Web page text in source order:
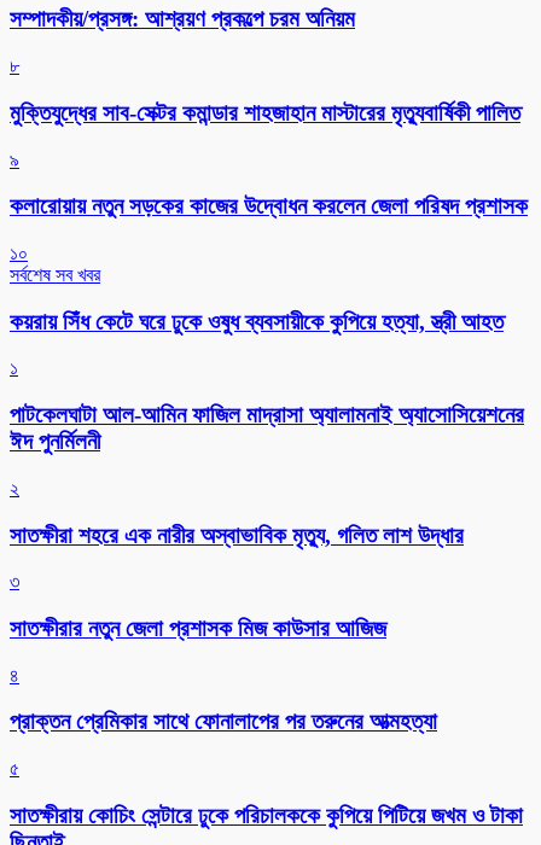
সম্পাদকীয়/প্রসঙ্গ: আশ্রয়ণ প্রকল্পে চরম অনিয়ম
৮
মুক্তিযুদ্ধের সাব-সেক্টর কমান্ডার শাহজাহান মাস্টারের মৃত্যুবার্ষিকী পালিত
৯
কলারোয়ায় নতুন সড়কের কাজের উদ্বোধন করলেন জেলা পরিষদ প্রশাসক
১০
সর্বশেষ সব খবর
কয়রায় সিঁধ কেটে ঘরে ঢুকে ওষুধ ব্যবসায়ীকে কুপিয়ে হত্যা, স্ত্রী আহত
১
পাটকেলঘাটা আল-আমিন ফাজিল মাদ্রাসা অ্যালামনাই অ্যাসোসিয়েশনের
ঈদ পুনর্মিলনী
২
সাতক্ষীরা শহরে এক নারীর অস্বাভাবিক মৃত্যু, গলিত লাশ উদ্ধার
৩
সাতক্ষীরার নতুন জেলা প্রশাসক মিজ কাউসার আজিজ
৪
প্রাক্তন প্রেমিকার সাথে ফোনালাপের পর তরুনের আত্মহত্যা
৫
সাতক্ষীরায় কোচিং সেন্টারে ঢুকে পরিচালককে কুপিয়ে পিটিয়ে জখম ও টাকা